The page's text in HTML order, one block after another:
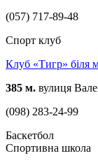
(057) 717-89-48
Спорт клуб
Клуб «Тигр» біля
385 м. вулиця
(098) 283-24-99
Баскетбол
Спортивна школа